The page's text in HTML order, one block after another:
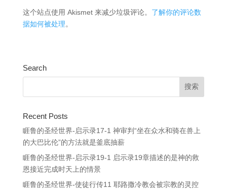
这个站点使用 Akismet 来减少垃圾评论。 了解你的评论数
据如何被处理。
Search
Recent Posts
睚鲁的圣经世界-启示录17-1 神审判“坐在众水和骑在兽上
的大巴比伦”的方法就是釜底抽薪
睚鲁的圣经世界-启示录19-1 启示录19章描述的是神的救
恩接近完成时天上的情景
睚鲁的圣经世界-使徒行传11 耶路撒冷教会被宗教的灵控